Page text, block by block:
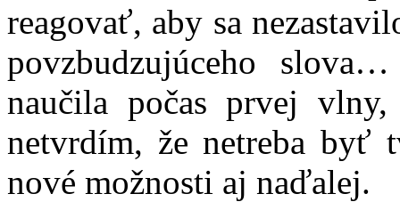
reagovať, aby sa
povzbudzujúceho
naučila počas prvej
netvrdím, že netreba byť
nové možnosti aj naďalej.